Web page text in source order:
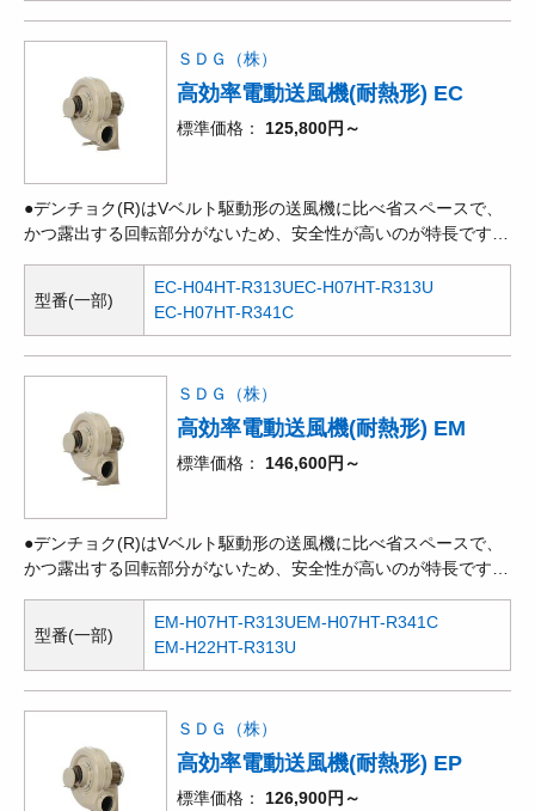
ます。●耐熱シルバー。
ＳＤＧ（株）
高効率電動送風機(耐熱形) EC
標準価格 125,800円～
●デンチョク(R)はVベルト駆動形の送風機に比べ省スペースで、
かつ露出する回転部分がないため、安全性が高いのが特長です。
め、効率も良く、騒音も低い値になります。風量、静圧とも高範
囲に使用できます。ターボでシロッコ領域までカバーしていま
す。●産業用機器や装置などへの組み付け時の作業性の良さ、使
いやすさ等、多用途を目的として開発された電動送風機です。吸
気温度60℃迄の連続安定運転を可能にし、吸引気体の水分の軸受
への侵入を防ぎ、又、微細な粉じんの混入をガ
型番(一部)
EC-H04HT-R313UEC-H07HT-R313U
EC-H07HT-R341C
ＳＤＧ（株）
高効率電動送風機(耐熱形) EM
標準価格 146,600円～
●デンチョク(R)はVベルト駆動形の送風機に比べ省スペースで、
かつ露出する回転部分がないため、安全性が高いのが特長です。
を得るには最も小形ですが、ターボ、エアホイルなどと比べ、効
率が低く、騒音も高くなります。●産業用機器や装置などへの組
み付け時の作業性の良さ、使いやすさ等、多用途を目的として開
発された電動送風機です。吸気温度60℃迄の連続安定運転を可能
にし、吸引気体の水分の軸受への侵入を防ぎ、又、微細な粉じん
の混入をガードした高品質設計です。●耐熱
型番(一部)
EM-H07HT-R313UEM-H07HT-R341C
EM-H22HT-R313U
ＳＤＧ（株）
高効率電動送風機(耐熱形) EP
標準価格 126,900円～